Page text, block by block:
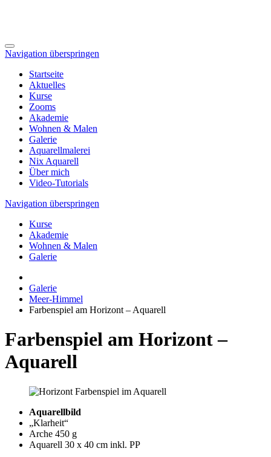
Navigation überspringen
Startseite
Aktuelles
Kurse
Zooms
Akademie
Wohnen & Malen
Galerie
Aquarellmalerei
Nix Aquarell
Über mich
Video-Tutorials
Navigation überspringen
Kurse
Akademie
Wohnen & Malen
Galerie
Galerie
Meer-Himmel
Farbenspiel am Horizont – Aquarell
Farbenspiel am Horizont –
Aquarell
Aquarellbild
„Klarheit“
Arche 450 g
Aquarell 30 x 40 cm inkl. PP